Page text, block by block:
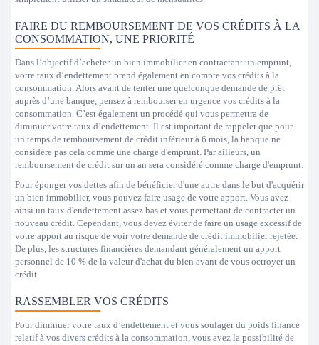
FAIRE DU REMBOURSEMENT DE VOS CRÉDITS À LA
CONSOMMATION, UNE PRIORITÉ
Dans l’objectif d’acheter un bien immobilier en contractant un emprunt,
votre taux d’endettement prend également en compte vos crédits à la
consommation. Alors avant de tenter une quelconque demande de prêt
auprès d’une banque, pensez à rembourser en urgence vos crédits à la
consommation. C’est également un procédé qui vous permettra de
diminuer votre taux d’endettement. Il est important de rappeler que pour
un temps de remboursement de crédit inférieur à 6 mois, la banque ne
considère pas cela comme une charge d'emprunt. Par ailleurs, un
remboursement de crédit sur un an sera considéré comme charge d'emprunt.
Pour éponger vos dettes afin de bénéficier d'une autre dans le but d'acquérir
un bien immobilier, vous pouvez faire usage de votre apport. Vous avez
ainsi un taux d'endettement assez bas et vous permettant de contracter un
nouveau crédit. Cependant, vous devez éviter de faire un usage excessif de
votre apport au risque de voir votre demande de crédit immobilier rejetée.
De plus, les structures financières demandant généralement un apport
personnel de 10 % de la valeur d'achat du bien avant de vous octroyer un
crédit.
RASSEMBLER VOS CRÉDITS
Pour diminuer votre taux d’endettement et vous soulager du poids financé
relatif à vos divers crédits à la consommation, vous avez la possibilité de